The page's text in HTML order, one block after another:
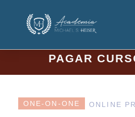
PAGAR
ONE-ON-ONE ONLINE